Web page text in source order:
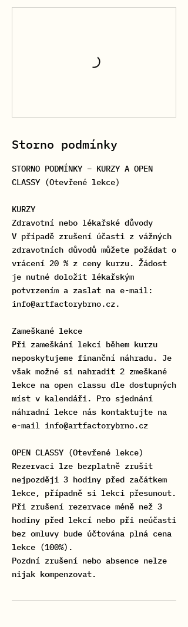
Storno podmínky
STORNO PODMÍNKY – KURZY A OPEN
CLASSY (Otevřené lekce)
KURZY
Zdravotní nebo lékařské důvody
V případě zrušení účasti z vážných
zdravotních důvodů můžete požádat o
vrácení 20 % z ceny kurzu. Žádost
je nutné doložit lékařským
potvrzením a zaslat na e-mail:
info@artfactorybrno.cz.
Zameškané lekce
Při zameškání lekcí během kurzu
neposkytujeme finanční náhradu. Je
však možné si nahradit 2 zmeškané
lekce na open classu dle dostupných
míst v kalendáři. Pro sjednání
náhradní lekce nás kontaktujte na
e-mail info@artfactorybrno.cz
OPEN CLASSY (Otevřené lekce)
Rezervaci lze bezplatně zrušit
nejpozději 3 hodiny před začátkem
lekce, případně si lekci přesunout.
Při zrušení rezervace méně než 3
hodiny před lekcí nebo při neúčasti
bez omluvy bude účtována plná cena
lekce (100%).
Pozdní zrušení nebo absence nelze